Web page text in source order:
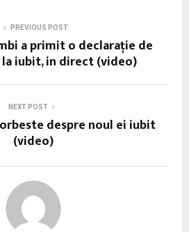
PREVIOUS POST
a primit o declaraţie de
iubit, in direct (video)
NEXT POST
despre noul ei iubit
(video)